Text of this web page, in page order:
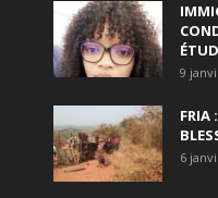
9
FRIA
6